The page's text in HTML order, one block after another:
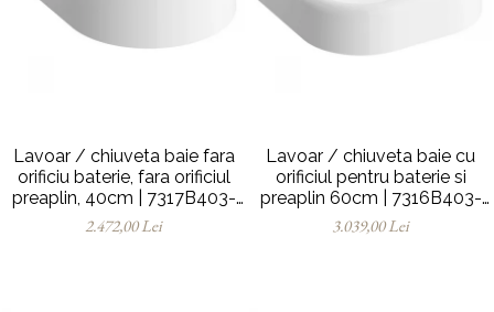
Lavoar / chiuveta baie fara
orificiu baterie, fara orificiul
preaplin, 40cm | 7317B403-
0016
2.472,00 Lei
Lavoar / chiuveta baie cu
orificiul pentru baterie si
preaplin 60cm | 7316B403-
0001
3.039,00 Lei